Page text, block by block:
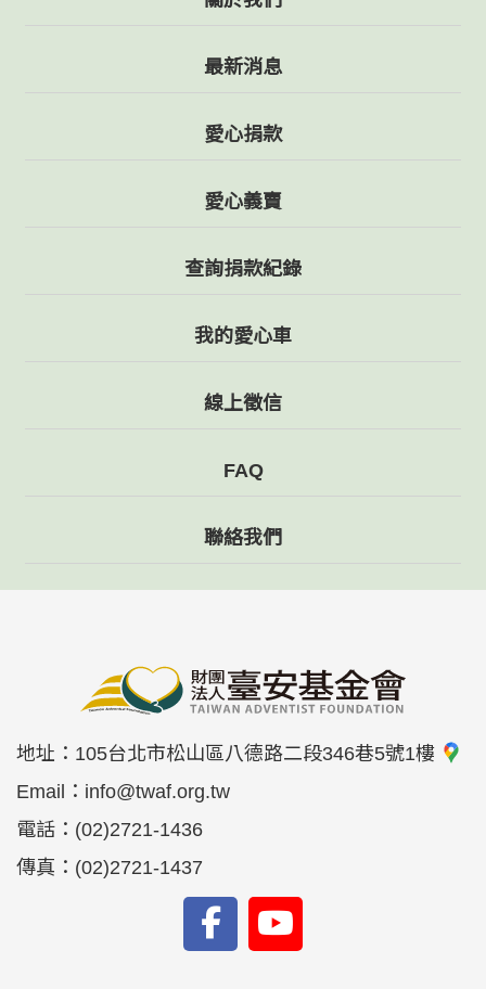
最新消息
愛心捐款
愛心義賣
查詢捐款紀錄
我的愛心車
線上徵信
FAQ
聯絡我們
地址： 105台北市松山區八德路二段346巷5號1樓
Email： info@twaf.org.tw
電話： (02)2721-1436
傳真： (02)2721-1437